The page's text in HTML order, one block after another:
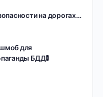
на дорогах…
для
БДД🚦